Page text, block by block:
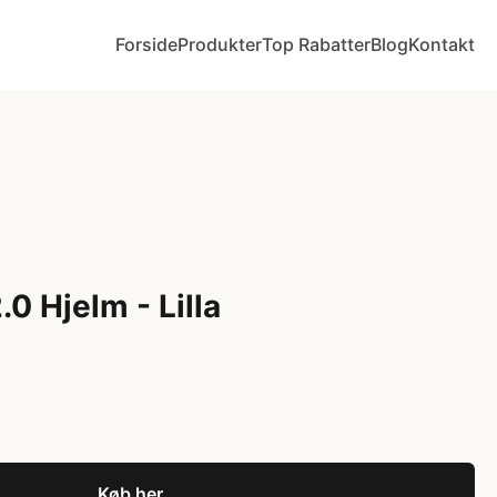
ForsideProdukterTop RabatterBlogKontakt
Hjelm - Lilla